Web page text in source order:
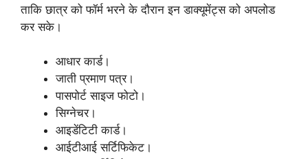
ताकि छात्र को फॉर्म भरने के दौरान इन डाक्यूमेंट्स को अपलोड
कर सके।
आधार कार्ड।
जाती प्रमाण पत्र।
पासपोर्ट साइज फोटो।
सिग्नेचर।
आइडेंटिटी कार्ड।
आईटीआई सर्टिफिकेट।